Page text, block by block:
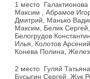
1 место
Максим , Абрамов
Дмитрий, Манько
Максим, Белик
Белогрудов
Илья, Колотов
Конева Полина,
2 место Гуляй
Бусыгин Сергей, Жук